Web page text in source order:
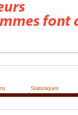
Statistiques